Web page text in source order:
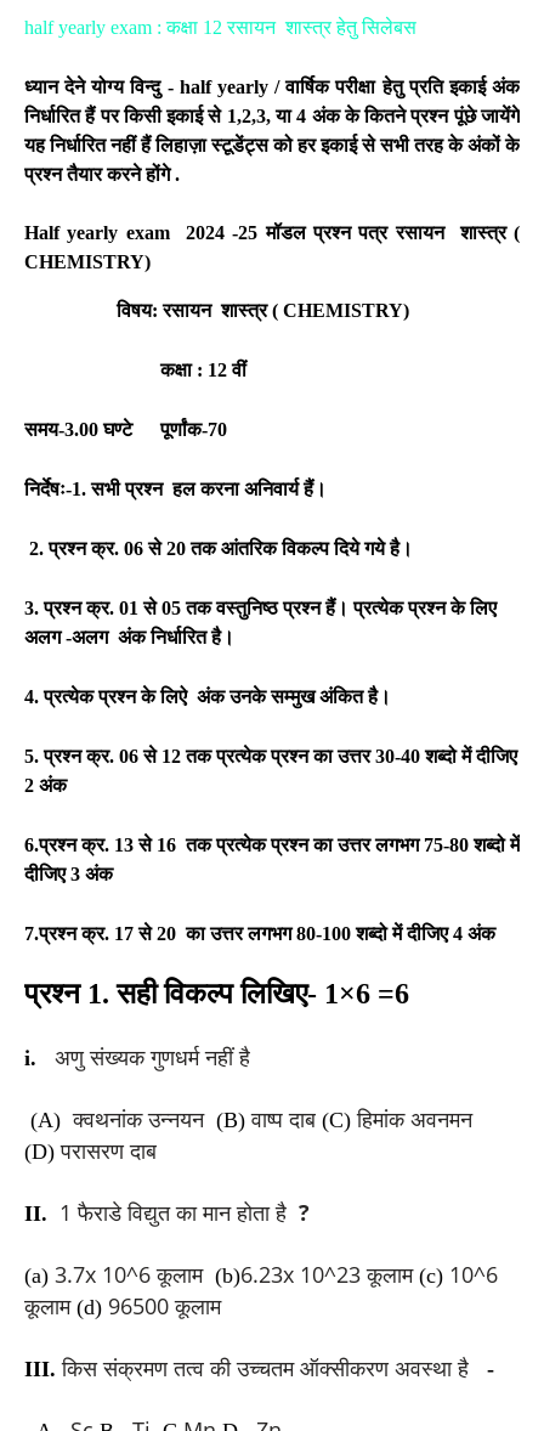
half yearly exam : कक्षा 12 रसायन शास्त्र हेतु सिलेबस
ध्यान देने योग्य विन्दु - half yearly / वार्षिक परीक्षा हेतु प्रति इकाई अंक
निर्धारित हैं पर किसी इकाई से 1,2,3, या 4 अंक के कितने प्रश्न पूंछे जायेंगे
यह निर्धारित नहीं हैं लिहाज़ा स्टूडेंट्स को हर इकाई से सभी तरह के अंकों के
प्रश्न तैयार करने होंगे .
Half yearly exam 2024 -25मॉडल प्रश्न पत्ररसायन शास्त्र (
CHEMISTRY)
विषय:रसायन शास्त्र ( CHEMISTRY)
कक्षा : 12 वीं
समय-3.00 घण्टे पूर्णांक-70
निर्देषः-1. सभी प्रश्न हल करना अनिवार्य हैं।
2. प्रश्न क्र. 06 से 20 तक आंतरिक विकल्प दिये गये है।
3. प्रश्न क्र. 01 से 05 तक वस्तुनिष्ठ प्रश्न हैं। प्रत्येक प्रश्न के लिए
अलग -अलग अंक निर्धारित है।
4. प्रत्येक प्रश्न के लिऐ अंक उनके सम्मुख अंकित है।
5. प्रश्न क्र. 06 से 12 तक प्रत्येक प्रश्न का उत्तर 30-40 शब्दो में दीजिए
2 अंक
6.प्रश्न क्र. 13 से 16 तक प्रत्येक प्रश्न का उत्तर लगभग 75-80 शब्दो में
दीजिए 3 अंक
7.प्रश्न क्र. 17से 20 का उत्तर लगभग 80-100 शब्दो में दीजिए 4 अंक
प्रश्न 1. सही विकल्प लिखिए- 1×6 =6
i. अणु संख्यक गुणधर्म नहीं है
(A) क्वथनांक उन्नयन (B)वाष्प दाब (C)हिमांक अवनमन
(D)परासरण दाब
II. 1 फैराडे विद्युत का मान होता है ?
(a) 3.7x 10^6 कूलाम (b)6.23x 10^23 कूलाम (c) 10^6
कूलाम (d) 96500 कूलाम
III. किस संक्रमण तत्व की उच्चतम ऑक्सीकरण अवस्था है -